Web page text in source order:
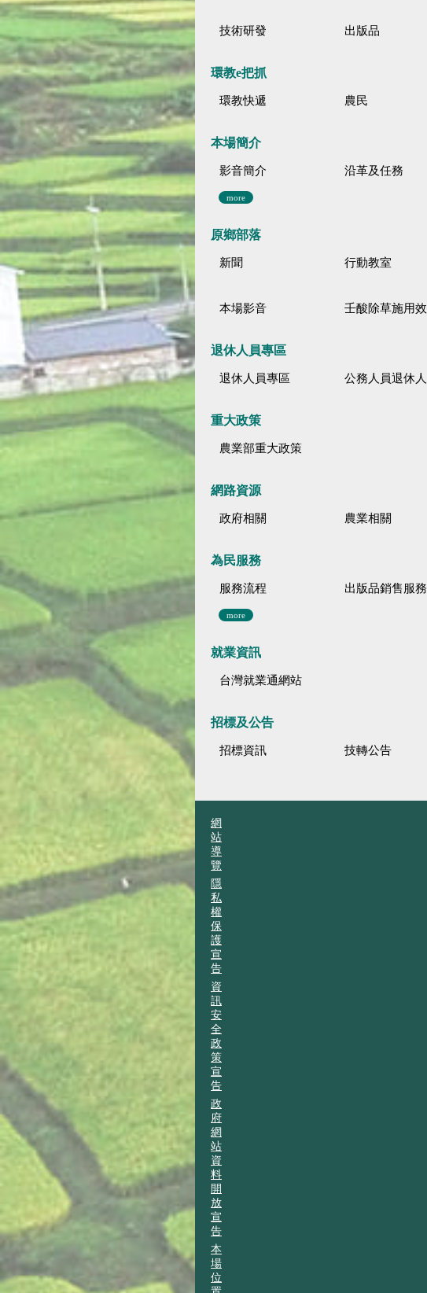
技術研發 出版品
環教e把抓
環教快遞 農民
本場簡介
影音簡介 沿革及任務
more
原鄉部落
新聞 行動教室
本場影音 壬酸除草施用效果觀察
退休人員專區
退休人員專區 公務人員退休人員法施行細則
重大政策
農業部重大政策
網路資源
政府相關 農業相關
為民服務
服務流程 出版品銷售服務
more
就業資訊
台灣就業通網站
招標及公告
招標資訊 技轉公告
網
站
導
覽
隱
私
權
保
護
宣
告
資
訊
安
全
政
策
宣
告
政
府
網
站
資
料
開
放
宣
告
本
場
位